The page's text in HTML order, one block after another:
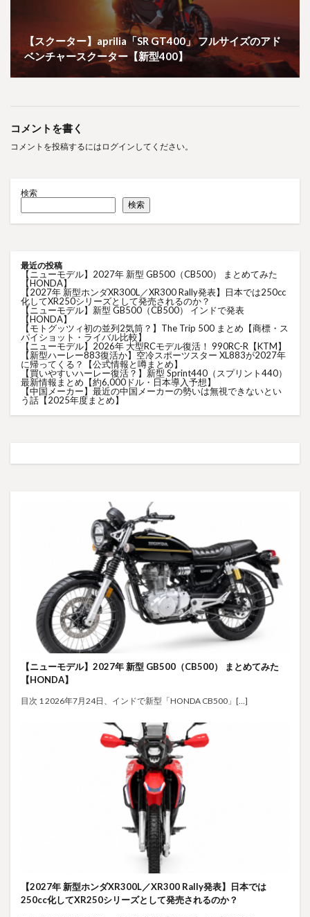
【スクーター】aprilia「SR GT400」 フルサイズのアド
ベンチャースクーター【新型400】
コメントを書く
コメントを投稿するには ログイン してください。
検索
検索
最近の投稿
【ニューモデル】2027年 新型 GB500（CB500） まとめてみた
【HONDA】
【2027年 新型ホンダXR300L／XR300 Rally発表】日本では250cc
化してXR250シリーズとして発売されるのか？
【ニューモデル】新型 GB500（CB500） インドで発表
【HONDA】
【モトグッツィ初の並列2気筒？】The Trip 500 まとめ【商標・ス
パイショット・ライバル比較】
【ニューモデル】2026年 大型RCモデル復活！ 990RC-R【KTM】
【新型ハーレー883復活か】空冷スポーツスター XL883が2027年
に帰ってくる？【公式情報と噂まとめ】
【買いやすいハーレー復活？】新型 Sprint440（スプリント440）
最新情報まとめ【約6,000ドル・日本導入予想】
【中国メーカー】最近の中国メーカーの勢いは無視できないとい
う話【2025年度まとめ】
【ニューモデル】2027年 新型 GB500（CB500） まとめてみた
【HONDA】
目次 1 2026年7月24日、インドで新型「HONDA CB500」[…]
【2027年 新型ホンダXR300L／XR300 Rally発表】日本では
250cc化してXR250シリーズとして発売されるのか？